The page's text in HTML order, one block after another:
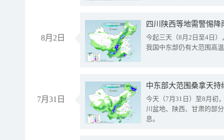
8月2日
今起三天（8月2日至4日
我国中东部仍有大范围高
7月31日
中东部大范围桑拿天
今天（7月31日）至8月初
川盆地、陕西、甘肃的部
息。